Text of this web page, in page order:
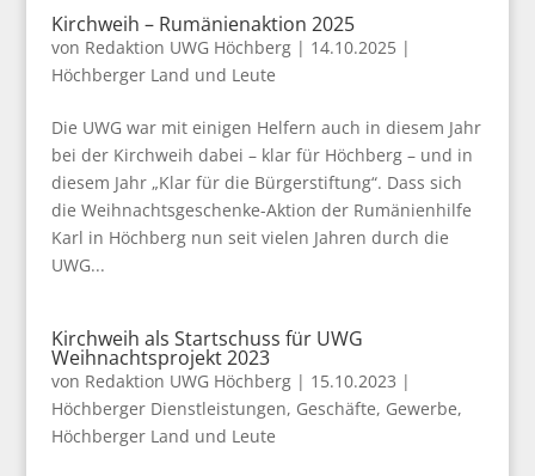
Kirchweih – Rumänienaktion 2025
von Redaktion UWG Höchberg| 14.10.2025|
Höchberger Land und Leute
Die UWG war mit einigen Helfern auch in diesem Jahr
bei der Kirchweih dabei – klar für Höchberg – und in
diesem Jahr „Klar für die Bürgerstiftung“. Dass sich
die Weihnachtsgeschenke-Aktion der Rumänienhilfe
Karl in Höchberg nun seit vielen Jahren durch die
UWG...
Kirchweih als Startschuss für UWG
Weihnachtsprojekt 2023
von Redaktion UWG Höchberg| 15.10.2023 |
Höchberger Dienstleistungen, Geschäfte, Gewerbe,
Höchberger Land und Leute